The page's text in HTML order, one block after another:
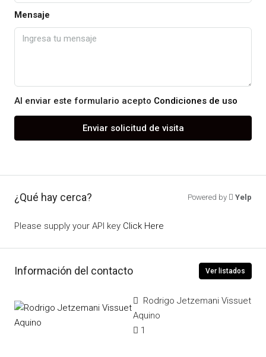
Mensaje
Al enviar este formulario acepto Condiciones de uso
Enviar solicitud de visita
¿Qué hay cerca? Powered by Yelp
Please supply your API key Click Here
Información del contacto Ver listados
Rodrigo Jetzemani Vissuet
Aquino
1